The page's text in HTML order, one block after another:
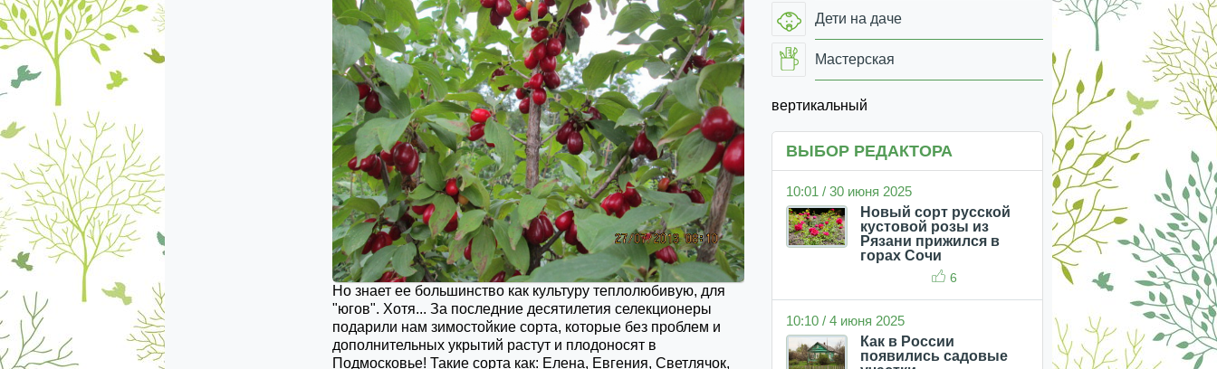
Но знает ее большинство как культуру теплолюбивую, для
"югов". Хотя... За последние десятилетия селекционеры
подарили нам зимостойкие сорта, которые без проблем и
дополнительных укрытий растут и плодоносят в
Подмосковье! Такие сорта как: Елена, Евгения, Светлячок,
Дети на даче
Мастерская
вертикальный
ВЫБОР РЕДАКТОРА
10:01 / 30 июня 2025
Новый сорт русской
кустовой розы из
Рязани прижился в
горах Сочи
6
10:10 / 4 июня 2025
Как в России
появились садовые